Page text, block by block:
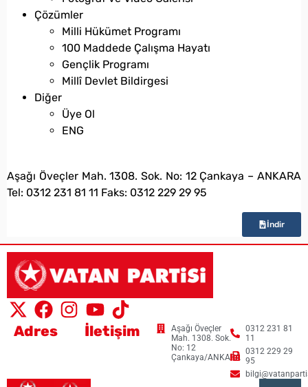
Çözümler
Milli Hükümet Programı
100 Maddede Çalışma Hayatı
Gençlik Programı
Millî Devlet Bildirgesi
Diğer
Üye Ol
ENG
Aşağı Öveçler Mah. 1308. Sok. No: 12 Çankaya – ANKARA
Tel: 0312 231 81 11 Faks: 0312 229 29 95
İndir
Adres
Aşağı Öveçler
Mah. 1308. Sok.
No: 12
Çankaya/ANKARA
İletişim
0312 231 81
11
0312 229 29
95